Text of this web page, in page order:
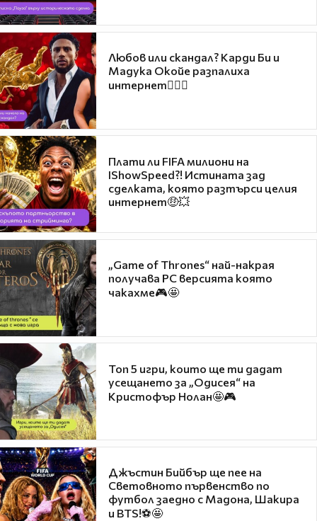
Любов или скандал? Карди Би и
Мадука Окойе разпалиха
интернет❤️‍🔥🔥
Плати ли FIFA милиони на
IShowSpeed?! Истината зад
сделката, която разтърси целия
интернет🤑💥
„Game of Thrones“ най-накрая
получава PC версията която
чакахме🎮🤩
Топ 5 игри, които ще ти дадат
усещането за „Одисея“ на
Кристофър Нолан🤩🎮
Джъстин Бийбър ще пее на
Световното първенство по
футбол заедно с Мадона, Шакира
и BTS!⚽🤩